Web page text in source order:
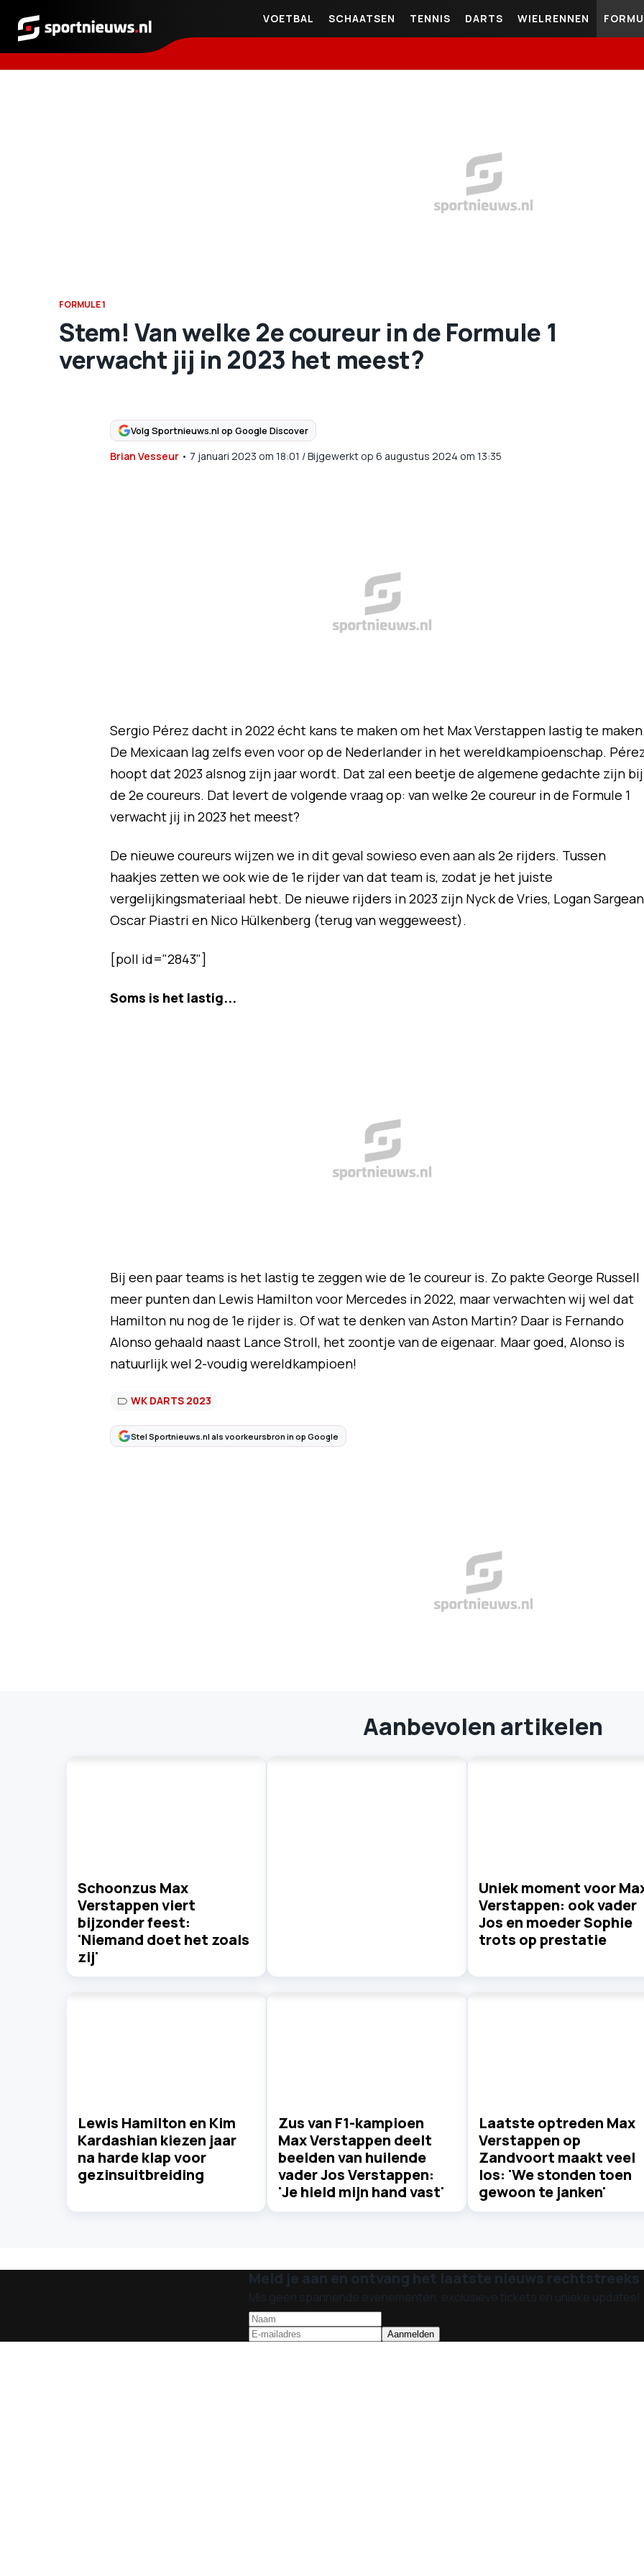
Sportnieuws.nl
VOETBAL SCHAATSEN TENNIS DARTS WIELRENNEN
FORMULE 1
Stem! Van welke 2e coureur in de Formule 1
verwacht jij in 2023 het meest?
Volg Sportnieuws.nl op Google Discover
Brian Vesseur• 7 januari 2023 om 18:01 /Bijgewerkt op 6 augustus 2024 om 13:35
Sergio Pérez dacht in 2022 écht kans te maken om het Max Verstappen lastig te
De Mexicaan lag zelfs even voor op de Nederlander in het wereldkampioenschap.
hoopt dat 2023 alsnog zijn jaar wordt. Dat zal een beetje de algemene gedachte zijn bij
de 2e coureurs. Dat levert de volgende vraag op: van welke 2e coureur in de Formule 1
verwacht jij in 2023 het meest?
De nieuwe coureurs wijzen we in dit geval sowieso even aan als 2e rijders. Tussen
haakjes zetten we ook wie de 1e rijder van dat team is, zodat je het juiste
vergelijkingsmateriaal hebt. De nieuwe rijders in 2023 zijn Nyck de Vries, Logan
Oscar Piastri en Nico Hülkenberg (terug van weggeweest).
[poll id="2843"]
Soms is het lastig...
Bij een paar teams is het lastig te zeggen wie de 1e coureur is. Zo pakte George Russell
meer punten dan Lewis Hamilton voor Mercedes in 2022, maar verwachten wij wel dat
Hamilton nu nog de 1e rijder is. Of wat te denken van Aston Martin? Daar is Fernando
Alonso gehaald naast Lance Stroll, het zoontje van de eigenaar. Maar goed, Alonso is
natuurlijk wel 2-voudig wereldkampioen!
WK DARTS 2023
Stel Sportnieuws.nl als voorkeursbron in op Google
Aanbevolen artikelen
Schoonzus Max
Verstappen viert
bijzonder feest:
'Niemand doet het zoals
zij'
Uniek moment voor
Verstappen: ook vader
Jos en moeder Sophie
trots op prestatie
Lewis Hamilton en Kim
Kardashian kiezen jaar
na harde klap voor
gezinsuitbreiding
Zus van F1-kampioen
Max Verstappen deelt
beelden van huilende
vader Jos Verstappen:
'Je hield mijn hand vast'
Laatste optreden Max
Verstappen op
Zandvoort maakt veel
los: 'We stonden toen
gewoon te janken'
Meld je aan en ontvang het laatste nieuws rechtstreeks
Mis geen spannende evenementen, exclusieve tickets en unieke updates!